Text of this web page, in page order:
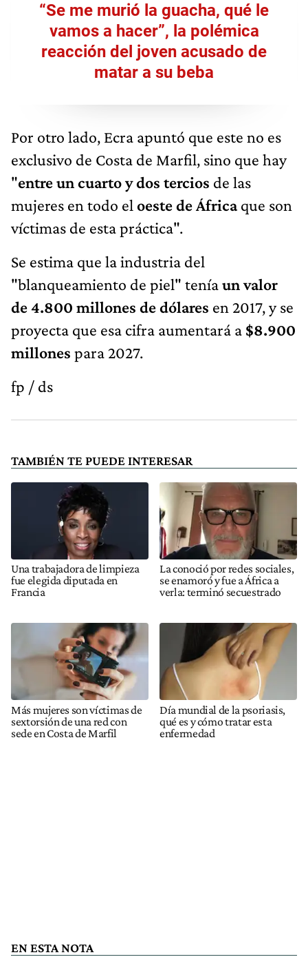
“Se me murió la guacha, qué le
vamos a hacer”, la polémica
reacción del joven acusado de
matar a su beba
Por otro lado, Ecra apuntó que este no es
exclusivo de Costa de Marfil, sino que hay
"entre un cuarto y dos tercios de las
mujeres en todo el oeste de Áfricaque son
víctimas de esta práctica".
Se estima que la industria del
"blanqueamiento de piel" teníaun valor
de 4.800 millones de dólares en 2017, y se
proyecta que esa cifra aumentará a $8.900
millones para 2027.
fp / ds
TAMBIÉN TE PUEDE INTERESAR
Una trabajadora de limpieza
fue elegida diputada en
Francia
La conoció por redes sociales,
se enamoró y fue a África a
verla: terminó secuestrado
Más mujeres son víctimas de
sextorsión de una red con
sede en Costa de Marfil
Día mundial de la psoriasis,
qué es y cómo tratar esta
enfermedad
EN ESTA NOTA